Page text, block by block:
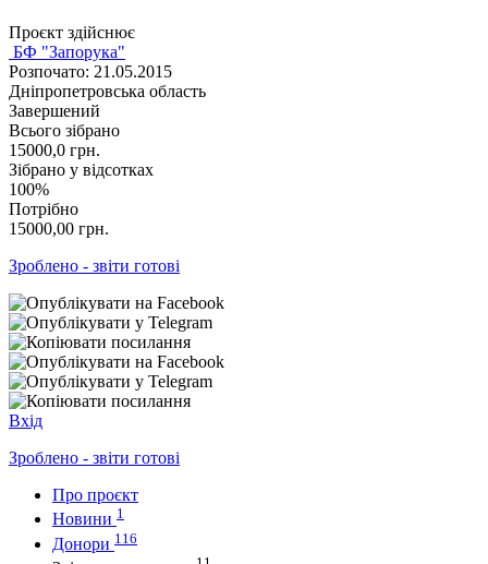
Проєкт здійснює
БФ "Запорука"
Розпочато: 21.05.2015
Дніпропетровська область
Завершений
Всього зібрано
15000,0 грн.
Зібрано у відсотках
100%
Потрібно
15000,00 грн.
Зроблено - звіти готові
Вхід
Зроблено - звіти готові
Про проєкт
Новини 1
Донори 116